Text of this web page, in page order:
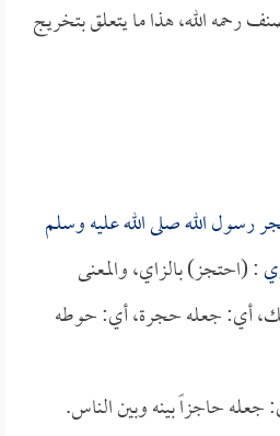
رحمه الله، هذا ما يتعلق بتخريج
رسول الله صلى الله عليه وسلم
: (احتجز) بالزاي، والمعنى
أي: جعله حجرة، أي: حوطه
حاجزاً بينه وبين الناس.